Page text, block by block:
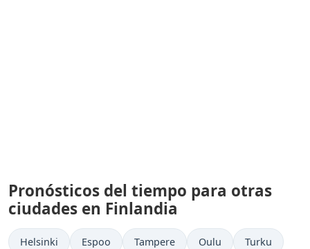
Pronósticos del tiempo para otras
ciudades en Finlandia
Helsinki Espoo Tampere Oulu Turku